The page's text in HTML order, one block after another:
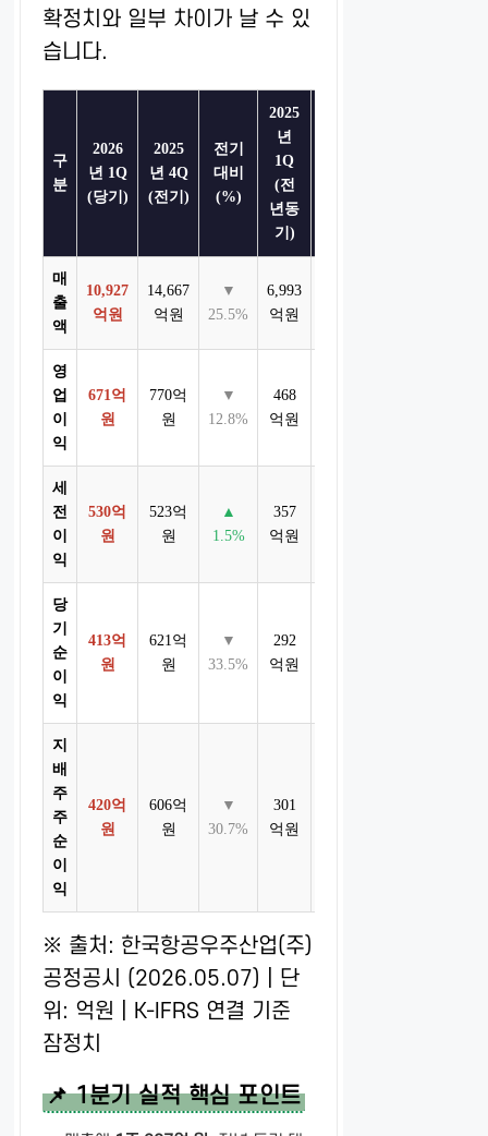
확정치와 일부 차이가 날 수 있
습니다.
구
분
2026
년 1Q
(당기)
2025
년 4Q
(전기)
전기
대비
(%)
2025
년
1Q
(전
년동
기)
매
출
액
10,927
억원
14,667
억원
▼
25.5%
6,993
억원
영
업
이
익
671억
원
770억
원
▼
12.8%
468
억원
세
전
이
익
530억
원
523억
원
▲
1.5%
357
억원
당
기
순
이
익
413억
원
621억
원
▼
33.5%
292
억원
지
배
주
주
순
이
익
420억
원
606억
원
▼
30.7%
301
억원
※ 출처: 한국항공우주산업(주)
공정공시 (2026.05.07) | 단
위: 억원 | K-IFRS 연결 기준
잠정치
📌 1분기 실적 핵심 포인트